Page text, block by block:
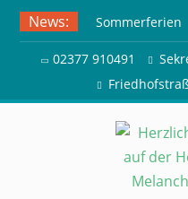
Skip
content
News:
Sommerferien
Ausflug zur
Herdringen
02377 910491